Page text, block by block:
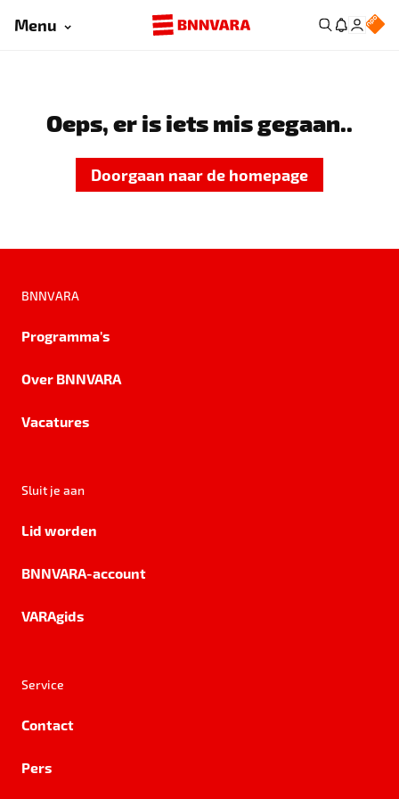
Menu
Oeps, er is iets mis gegaan..
Doorgaan naar de homepage
BNNVARA
Programma's
Over BNNVARA
Vacatures
Sluit je aan
Lid worden
BNNVARA-account
VARAgids
Service
Contact
Pers